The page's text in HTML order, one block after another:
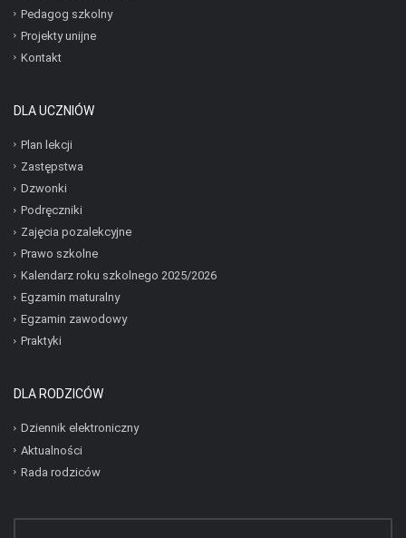
Pedagog szkolny
Projekty unijne
Kontakt
DLA UCZNIÓW
Plan lekcji
Zastępstwa
Dzwonki
Podręczniki
Zajęcia pozalekcyjne
Prawo szkolne
Kalendarz roku szkolnego 2025/2026
Egzamin maturalny
Egzamin zawodowy
Praktyki
DLA RODZICÓW
Dziennik elektroniczny
Aktualności
Rada rodziców